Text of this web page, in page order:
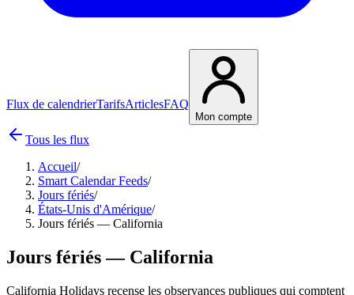
Flux de calendrierTarifsArticlesFAQ
Mon compte
Tous les flux
Accueil/
Smart Calendar Feeds/
Jours fériés/
États-Unis d'Amérique/
Jours fériés — California
Jours fériés — California
California Holidays recense les observances publiques qui comptent